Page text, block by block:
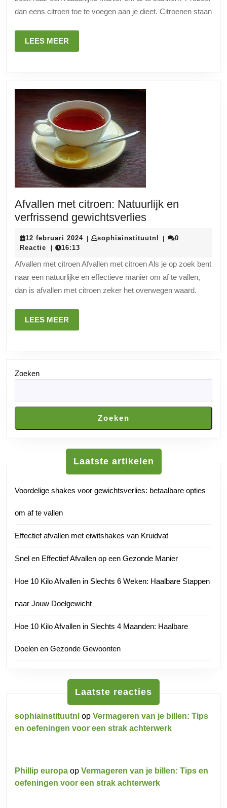
voor
dan eens citroen toe te voegen aan je dieet. Citroenen staan
LEES MEER
MEER
Afvallen met citroen: Natuurlijk en
verfrissend gewichtsverliesAfvallen
citroen:
en
verfrissend
gewichtsverlies
12 februari 202412| sophiainstituutnl sophiainstituutnl
|
0
Reactie
| 16:13
Afvallen met citroen Afvallen met citroen Als je op zoek bent
naar een natuurlijke en effectieve manier om af te vallen,
dan is afvallen met citroen zeker het overwegen waard.
LEES MEER
MEER
Zoeken
Zoeken
Laatste artikelen
Voordelige shakes voor gewichtsverlies: betaalbare opties
om af te vallen
Effectief afvallen met eiwitshakes van Kruidvat
Snel en Effectief Afvallen op een Gezonde Manier
Hoe 10 Kilo Afvallen in Slechts 6 Weken: Haalbare Stappen
naar Jouw Doelgewicht
Hoe 10 Kilo Afvallen in Slechts 4 Maanden: Haalbare
Doelen en Gezonde Gewoonten
Laatste reacties
sophiainstituutnl op Vermageren van je billen: Tips
en oefeningen voor een strak achterwerk
Phillip europa op Vermageren van je billen: Tips en
oefeningen voor een strak achterwerk